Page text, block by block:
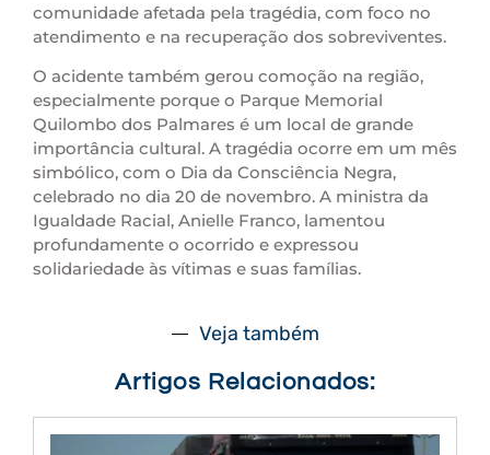
comunidade afetada pela tragédia, com foco no
atendimento e na recuperação dos sobreviventes.
O acidente também gerou comoção na região,
especialmente porque o Parque Memorial
Quilombo dos Palmares é um local de grande
importância cultural. A tragédia ocorre em um mês
simbólico, com o Dia da Consciência Negra,
celebrado no dia 20 de novembro. A ministra da
Igualdade Racial, Anielle Franco, lamentou
profundamente o ocorrido e expressou
solidariedade às vítimas e suas famílias.
Veja também
Artigos Relacionados: